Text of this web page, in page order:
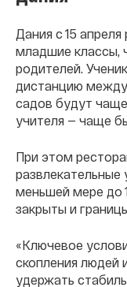
Дания с 15
младшие классы,
родителей.
дистанцию между
садов будут
учителя — чаще
При этом
меньшей мере до
закрыты и
«Ключевое
скопления людей
удержать